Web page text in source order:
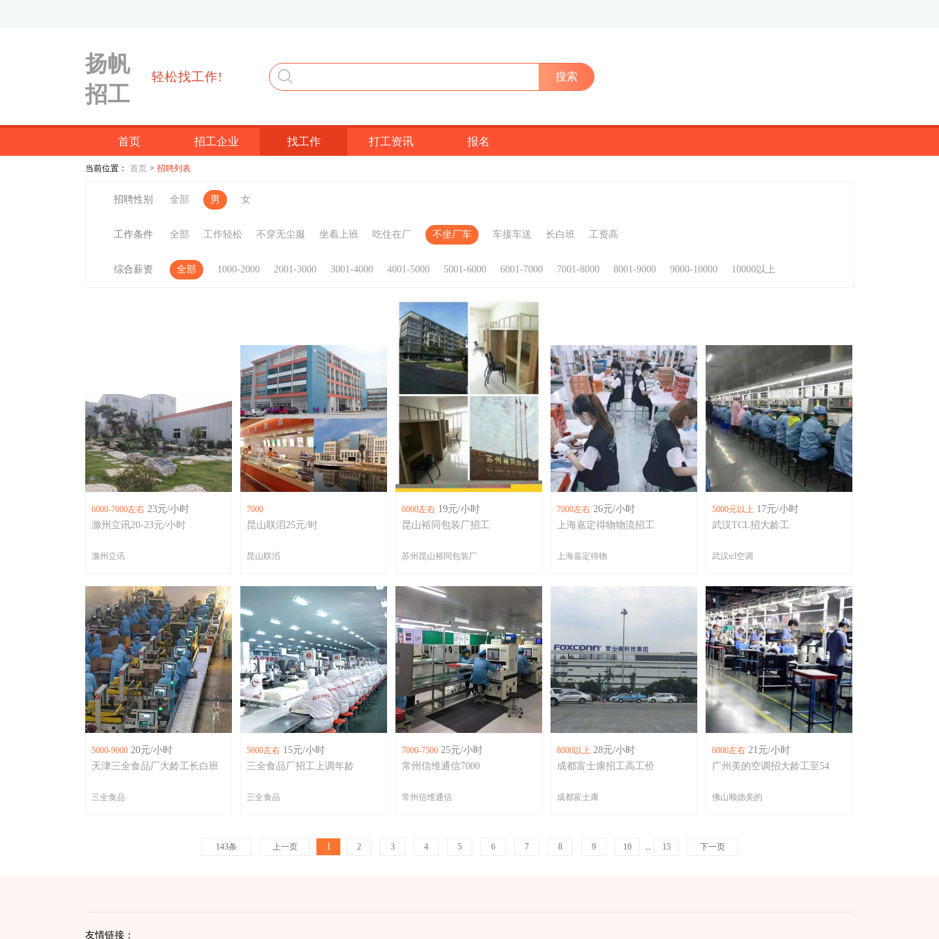
扬帆
招工
轻松找工作! 搜索
首页 招工企业 找工作 打工资讯 报名
当前位置： 首页 > 招聘列表
招聘性别 全部 男 女
工作条件 全部 工作轻松 不穿无尘服 坐着上班 吃住在厂 不坐厂车 车接车送 长白班 工资高
综合薪资 全部 1000-2000 2001-3000 3001-4000 4001-5000 5001-6000 6001-7000 7001-8000 8001-9000 9000-10000 10000以上
6000-7000左右 23元/小时
滁州立讯20-23元/小时
滁州立讯
7000
昆山联滔25元/时
昆山联滔
6000左右 19元/小时
昆山裕同包装厂招工
苏州昆山裕同包装厂
7000左右 26元/小时
上海嘉定得物物流招工
上海嘉定得物
5000元以上 17元/小时
武汉TCL招大龄工
武汉tcl空调
5000-9000 20元/小时
天津三全食品厂大龄工长白班
三全食品
5000左右 15元/小时
三全食品厂招工上调年龄
三全食品
7000-7500 25元/小时
常州信维通信7000
常州信维通信
8000以上 28元/小时
成都富士康招工高工价
成都富士康
6000左右 21元/小时
广州美的空调招大龄工至54
佛山顺德美的
143条 上一页 1 2 3 4 5 6 7 8 9 10 15 下一页
友情链接：